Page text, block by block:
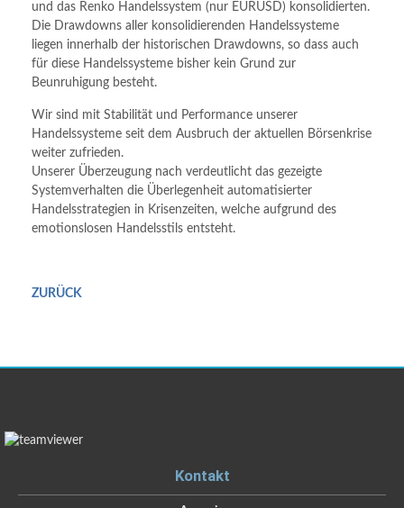
und das Renko Handelssystem (nur EURUSD) konsolidierten.
Die Drawdowns aller konsolidierenden Handelssysteme
liegen innerhalb der historischen Drawdowns, so dass auch
für diese Handelssysteme bisher kein Grund zur
Beunruhigung besteht.
Wir sind mit Stabilität und Performance unserer
Handelssysteme seit dem Ausbruch der aktuellen Börsenkrise
weiter zufrieden.
Unserer Überzeugung nach verdeutlicht das gezeigte
Systemverhalten die Überlegenheit automatisierter
Handelsstrategien in Krisenzeiten, welche aufgrund des
emotionslosen Handelsstils entsteht.
ZURÜCK
Kontakt